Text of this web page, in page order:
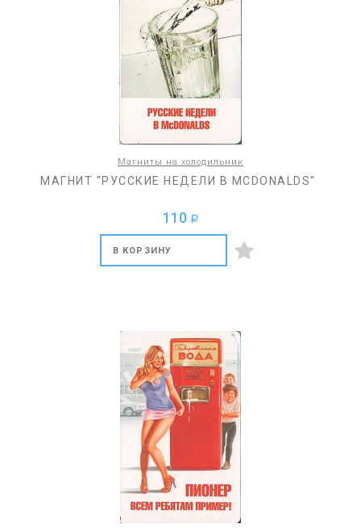
Магниты на холодильник
МАГНИТ "РУССКИЕ НЕДЕЛИ В MCDONALDS"
110 a
В КОРЗИНУ